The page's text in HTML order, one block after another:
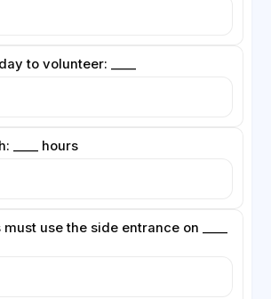
to volunteer: ____
____ hours
use the side entrance on ____